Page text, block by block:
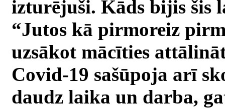
izturējuši. Kāds bijis šis
“Jutos kā pirmoreiz
uzsākot mācīties
Covid-19 sašūpoja arī
daudz laika un darba,